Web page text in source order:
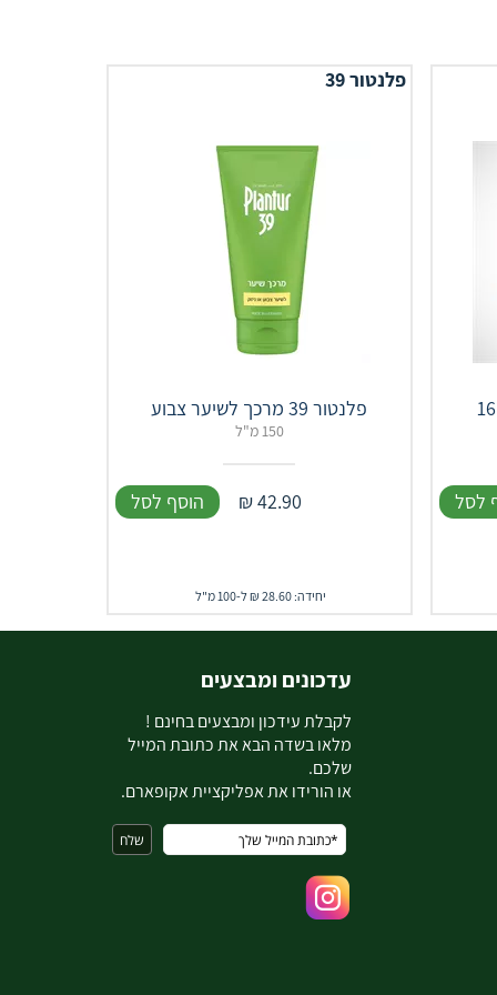
לסל
פלנטור 39
פלנטור 39 מרכך לשיער צבוע
150 מ"ל
42.90
₪ הוסף לסל
יחידה: 28.60 ₪ ל-100 מ"ל
עדכונים ומבצעים
לקבלת עידכון ומבצעים בחינם !
מלאו בשדה הבא את כתובת המייל
שלכם.
או הורידו את אפליקציית אקופארם.